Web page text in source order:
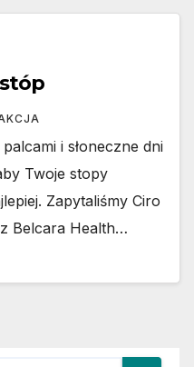
i słoneczne dni
Twoje stopy
Zapytaliśmy Ciro
Belcara Health…